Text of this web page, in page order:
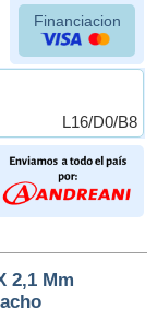
Financiacion
L16/D0/B8
2,1 Mm